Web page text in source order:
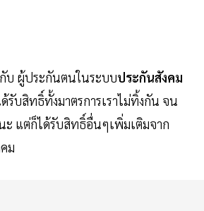
บ ผู้ประกันตนในระบบประกันสังคม
ด้รับสิทธิ์ทั้งมาตรการเราไม่ทิ้งกัน จน
นะ แต่ก็ได้รับสิทธิ์อื่นๆเพิ่มเติมจาก
ม